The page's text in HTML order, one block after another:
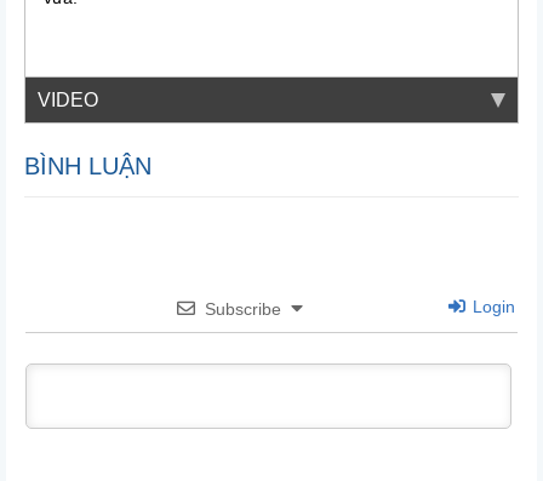
VIDEO
BÌNH LUẬN
Subscribe Login